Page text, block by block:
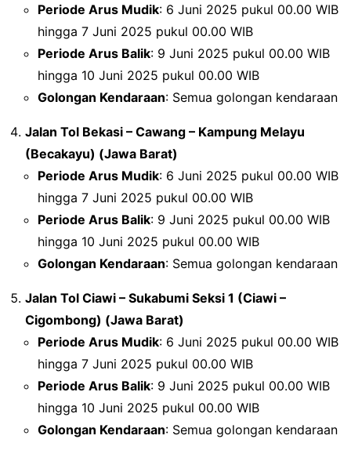
Periode Arus Mudik: 6 Juni 2025 pukul 00.00 WIB
hingga 7 Juni 2025 pukul 00.00 WIB
Periode Arus Balik: 9 Juni 2025 pukul 00.00 WIB
hingga 10 Juni 2025 pukul 00.00 WIB
Golongan Kendaraan: Semua golongan kendaraan
Jalan Tol Bekasi – Cawang – Kampung Melayu
(Becakayu) (Jawa Barat)
Periode Arus Mudik: 6 Juni 2025 pukul 00.00 WIB
hingga 7 Juni 2025 pukul 00.00 WIB
Periode Arus Balik: 9 Juni 2025 pukul 00.00 WIB
hingga 10 Juni 2025 pukul 00.00 WIB
Golongan Kendaraan: Semua golongan kendaraan
Jalan Tol Ciawi – Sukabumi Seksi 1 (Ciawi –
Cigombong) (Jawa Barat)
Periode Arus Mudik: 6 Juni 2025 pukul 00.00 WIB
hingga 7 Juni 2025 pukul 00.00 WIB
Periode Arus Balik: 9 Juni 2025 pukul 00.00 WIB
hingga 10 Juni 2025 pukul 00.00 WIB
Golongan Kendaraan: Semua golongan kendaraan